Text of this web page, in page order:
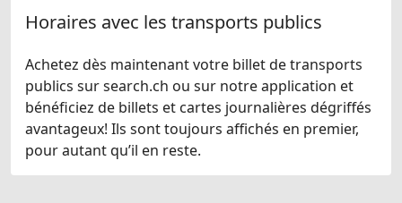
Horaires avec les transports publics
Achetez dès maintenant votre billet de transports
publics sur search.ch ou sur notre application et
bénéficiez de billets et cartes journalières dégriffés
avantageux! Ils sont toujours affichés en premier,
pour autant qu’il en reste.